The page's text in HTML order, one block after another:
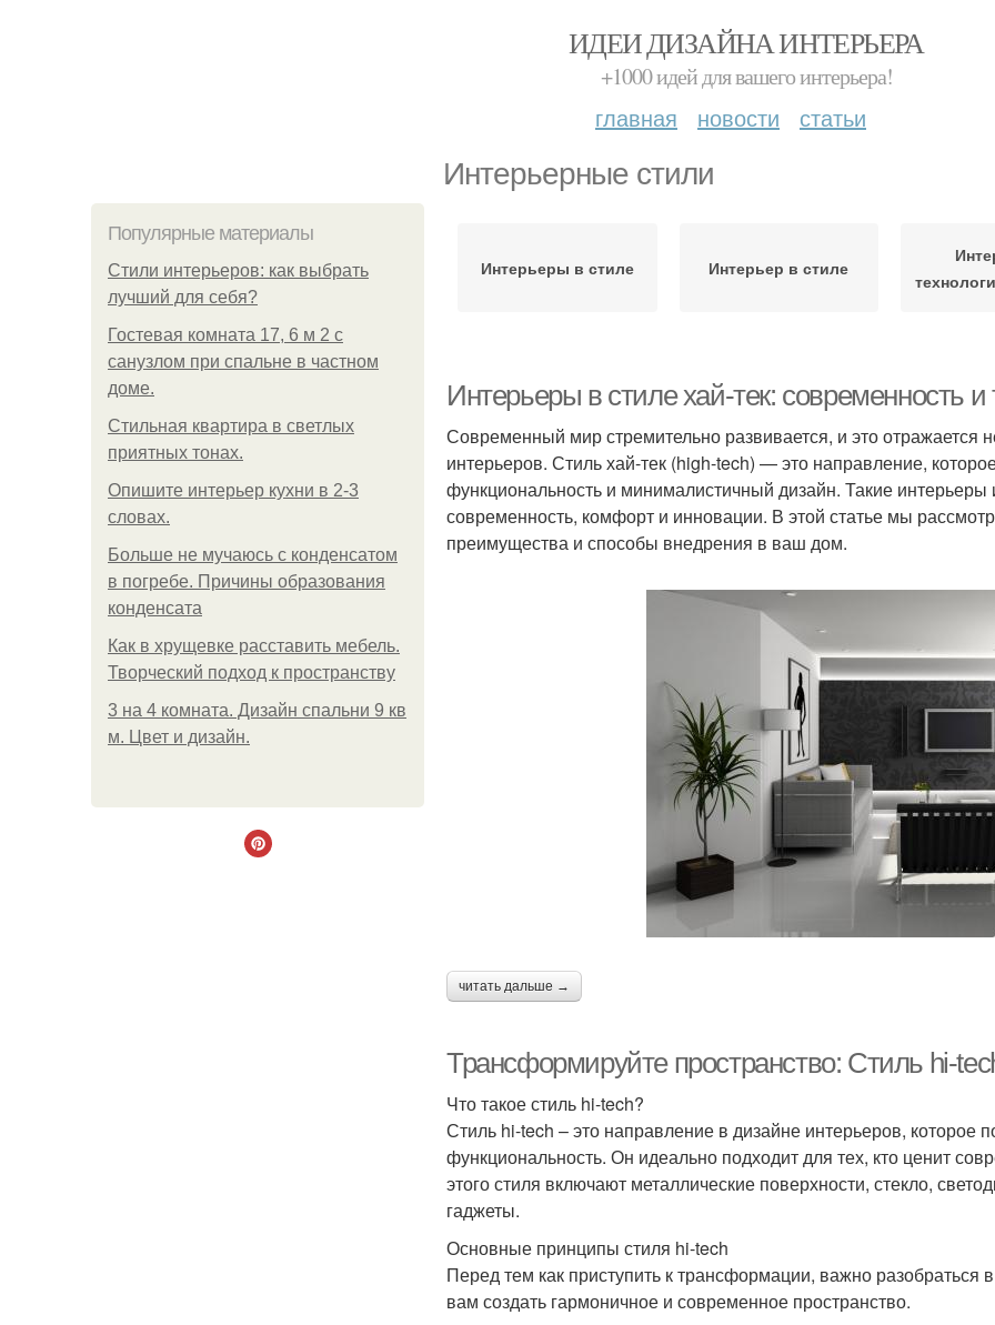
ИДЕИ ДИЗАЙНА ИНТЕРЬЕРА
+1000 идей для вашего интерьера!
главная новости статьи
Интерьерные стили
Популярные материалы
Стили интерьеров: как выбрать
лучший для себя?
Гостевая комната 17, 6 м 2 с
санузлом при спальне в частном
доме.
Стильная квартира в светлых
приятных тонах.
Опишите интерьер кухни в 2-3
словах.
Больше не мучаюсь с конденсатом
в погребе. Причины образования
конденсата
Как в хрущевке расставить мебель.
Творческий подход к пространству
3 на 4 комната. Дизайн спальни 9 кв
м. Цвет и дизайн.
Интерьеры в стиле Интерьер в стиле
Интерьеры в стиле хай-тек: современность
Современный мир стремительно развивается, и это отражается
интерьеров. Стиль хай-тек (high-tech) — это направление,
функциональность и минималистичный дизайн. Такие интерьеры
современность, комфорт и инновации. В этой статье мы
преимущества и способы внедрения в ваш дом.
читать дальше →
Трансформируйте пространство: Стиль hi-
Что такое стиль hi-tech?
Стиль hi-tech – это направление в дизайне интерьеров, которое
функциональность. Он идеально подходит для тех, кто ценит
этого стиля включают металлические поверхности, стекло,
гаджеты.
Основные принципы стиля hi-tech
Перед тем как приступить к трансформации, важно
вам создать гармоничное и современное пространство.